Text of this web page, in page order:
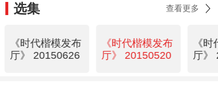
选集 查看更多
《时代楷模发布
厅》 20150626
《时代楷模发布
厅》 20150520
《
厅》